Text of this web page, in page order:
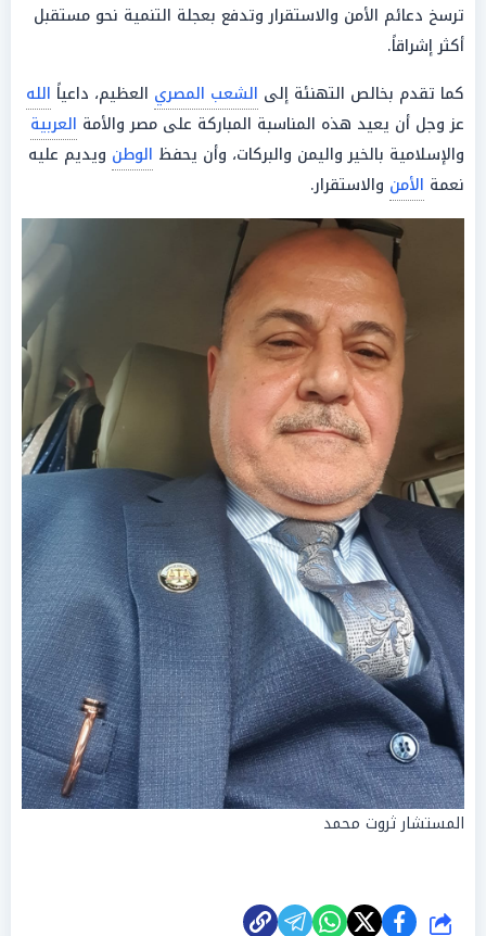
ترسخ دعائم الأمن والاستقرار وتدفع بعجلة التنمية نحو مستقبل
أكثر إشراقاً.
كما تقدم بخالص التهنئة إلى الشعب المصري العظيم، داعياً الله
عز وجل أن يعيد هذه المناسبة المباركة على مصر والأمة العربية
والإسلامية بالخير واليمن والبركات، وأن يحفظ الوطن ويديم عليه
نعمة الأمن والاستقرار.
المستشار ثروت محمد
شارك